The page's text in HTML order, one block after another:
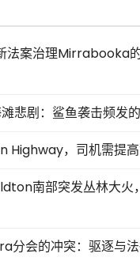
法案治理Mirrabooka
悲剧：鲨鱼袭击频发
Highway，司机需提
南部突发丛林大火
分会的冲突：驱逐与